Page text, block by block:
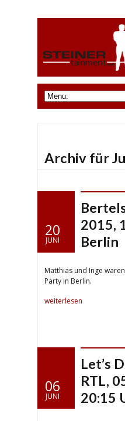
Archiv für
20
JUNI
2015,
Berlin
Matthias und Inge
Party in Berlin.
weiterlesen
06
JUNI
Let’s
RTL,
20:15